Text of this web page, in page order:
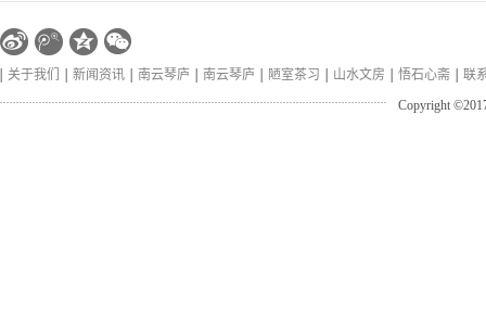
关于我们 新闻资讯 南云琴庐 南云琴庐 陋室茶习 山水文房 悟石心斋
联
Copyright